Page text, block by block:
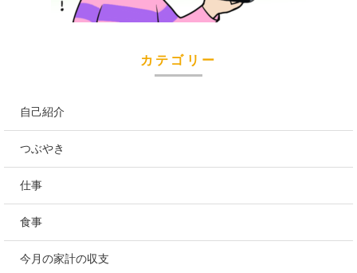
カテゴリー
自己紹介
つぶやき
仕事
食事
今月の家計の収支